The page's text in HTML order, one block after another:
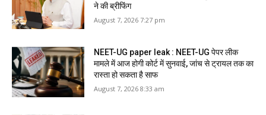
ने की ब्रीफिंग
August 7, 2026 7:27 pm
NEET-UG paper leak : NEET-UG पेपर लीक
मामले में आज होगी कोर्ट में सुनवाई, जांच से ट्रायल तक का
रास्ता हो सकता है साफ
August 7, 2026 8:33 am